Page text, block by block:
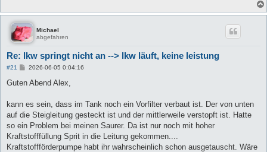
Michael
abgefahren
Re: lkw springt nicht an --> lkw läuft, keine leistung
#21
B
i
a
2026-06-05 0:04:16
Guten Abend Alex,
kann es sein, dass im Tank noch ein Vorfilter verbaut ist. Der von unten
auf die Steigleitung gesteckt ist und der mittlerweile verstopft ist. Hatte
so ein Problem bei meinen Saurer. Da ist nur noch mit hoher
Kraftstofffüllung Sprit in die Leitung gekommen....
Kraftstoffförderpumpe habt ihr wahrscheinlich schon ausgetauscht. Wäre